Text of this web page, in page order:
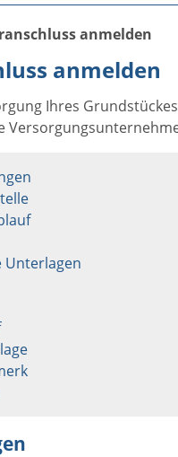
anmelden
anmelden
Ihres
Unterlagen